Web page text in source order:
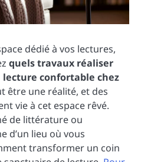
dédié à vos lectures,
quels travaux réaliser
confortable chez
être une réalité, et des
vie à cet espace rêvé.
de littérature ou
d’un lieu où vous
transformer un coin